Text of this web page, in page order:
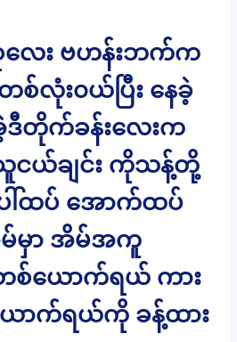
လေး ဗဟန်းဘက်က
လုံး၀ယ်ပြီး နေခဲ့
ဒီတိုက်ခန်းလေးက
ငယ်ချင်း ကိုသန့်တို့
ါ်ထပ် အောက်ထပ်
မ်မှာ အိမ်အကူ
စ်ယောက်ရယ် ကား
ာက်ရယ်ကို ခန့်ထား